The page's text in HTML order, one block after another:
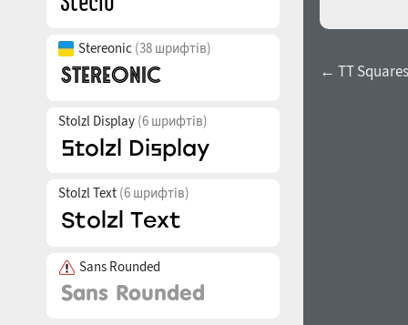
Stereonic (38 шрифтів)
Stolzl Display (6 шрифтів)
Stolzl Text (6 шрифтів)
Sans Rounded
← TT